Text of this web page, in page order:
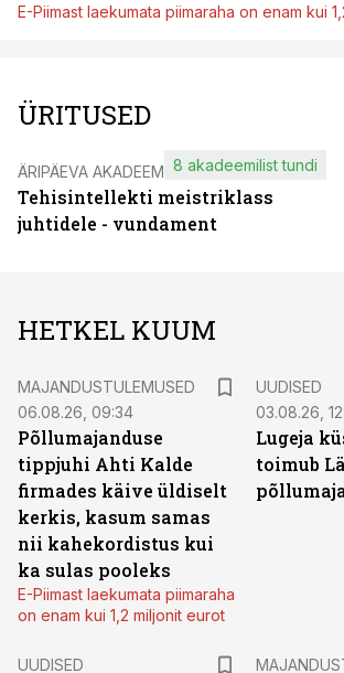
E-Piimast laekumata piimaraha on enam kui
ÜRITUSED
ÄRIPÄEVA AKADEEMIA
Tehisintellekti meistriklass
juhtidele - vundament
8 akadeemilist tundi
HETKEL KUUM
MAJANDUSTULEMUSED
06.08.26, 09:34
Põllumajanduse
tippjuhi Ahti Kalde
firmades käive üldiselt
kerkis, kasum samas
nii kahekordistus kui
ka sulas pooleks
E-Piimast laekumata piimaraha
on enam kui 1,2 miljonit eurot
UUDISED
03.08.26,
Lugeja
toimub
UUDISED